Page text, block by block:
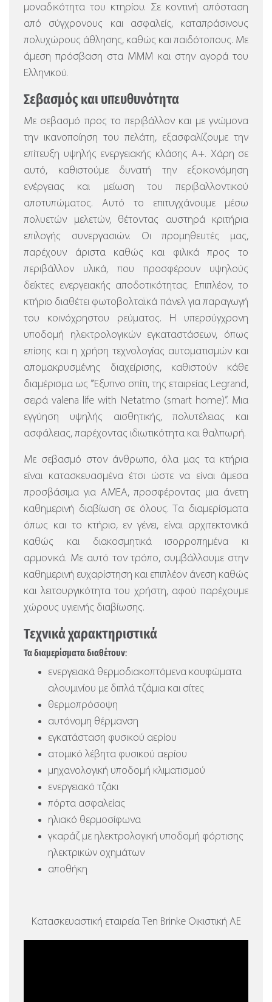
μοναδικότητα του κτηρίου. Σε κοντινή απόσταση
από σύγχρονους και ασφαλείς, καταπράσινους
πολυχώρους άθλησης, καθώς και παιδότοπους. Με
άμεση πρόσβαση στα ΜΜΜ και στην αγορά του
Ελληνικού.
Σεβασμός και υπευθυνότητα
Με σεβασμό προς το περιβάλλον και με γνώμονα
την ικανοποίηση του πελάτη, εξασφαλίζουμε την
επίτευξη υψηλής ενεργειακής κλάσης Α+. Χάρη σε
αυτό, καθιστούμε δυνατή την εξοικονόμηση
ενέργειας και μείωση του περιβαλλοντικού
αποτυπώματος. Αυτό το επιτυγχάνουμε μέσω
πολυετών μελετών, θέτοντας αυστηρά κριτήρια
επιλογής συνεργασιών. Οι προμηθευτές μας,
παρέχουν άριστα καθώς και φιλικά προς το
περιβάλλον υλικά, που προσφέρουν υψηλούς
δείκτες ενεργειακής αποδοτικότητας. Επιπλέον, το
κτήριο διαθέτει φωτοβολταϊκά πάνελ για παραγωγή
του κοινόχρηστου ρεύματος. Η υπερσύγχρονη
υποδομή ηλεκτρολογικών εγκαταστάσεων, όπως
επίσης και η χρήση τεχνολογίας αυτοματισμών και
απομακρυσμένης διαχείρισης, καθιστούν κάθε
διαμέρισμα ως ”Έξυπνο σπίτι, της εταιρείας Legrand,
σειρά valena life with Netatmo (smart home)”. Μια
εγγύηση υψηλής αισθητικής, πολυτέλειας και
ασφάλειας, παρέχοντας ιδιωτικότητα και θαλπωρή.
Με σεβασμό στον άνθρωπο, όλα μας τα κτήρια
είναι κατασκευασμένα έτσι ώστε να είναι άμεσα
προσβάσιμα για ΑΜΕΑ, προσφέροντας μια άνετη
καθημερινή διαβίωση σε όλους. Τα διαμερίσματα
όπως και το κτήριο, εν γένει, είναι αρχιτεκτονικά
καθώς και διακοσμητικά ισορροπημένα κι
αρμονικά. Με αυτό τον τρόπο, συμβάλλουμε στην
καθημερινή ευχαρίστηση και επιπλέον άνεση καθώς
και λειτουργικότητα του χρήστη, αφού παρέχουμε
χώρους υγιεινής διαβίωσης.
Τεχνικά χαρακτηριστικά
Τα διαμερίσματα διαθέτουν:
ενεργειακά θερμοδιακοπτόμενα κουφώματα
αλουμινίου με διπλά τζάμια και σίτες
θερμοπρόσοψη
αυτόνομη θέρμανση
εγκατάσταση φυσικού αερίου
ατομικό λέβητα φυσικού αερίου
μηχανολογική υποδομή κλιματισμού
ενεργειακό τζάκι
πόρτα ασφαλείας
ηλιακό θερμοσίφωνα
γκαράζ με ηλεκτρολογική υποδομή φόρτισης
ηλεκτρικών οχημάτων
αποθήκη
Κατασκευαστική εταιρεία Ten Brinke Οικιστική ΑΕ